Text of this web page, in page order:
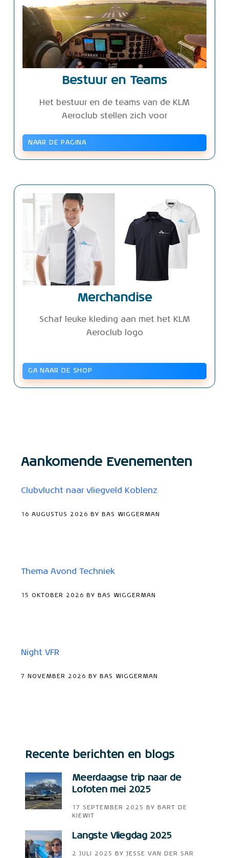
Bestuur en Teams
Het bestuur en de teams van de KLM
Aeroclub stellen zich voor
NAAR DE PAGINA
Merchandise
Schaf leuke kleding aan met het KLM
Aeroclub logo
GA NAAR DE SHOP
Aankomende Evenementen
Clubvlucht naar vliegveld Koblenz
16 AUGUSTUS 2026 BY BAS WIGGERMAN
Thema Avond Techniek
15 OKTOBER 2026 BY BAS WIGGERMAN
Night VFR
7 NOVEMBER 2026 BY BAS WIGGERMAN
Recente berichten en blogs
Meerdaagse trip naar de
Lofoten mei 2025
17 SEPTEMBER 2025 BY
BART DE
KIEWIT
Langste Vliegdag 2025
2 JULI 2025 BY JESSE VAN DER SAR